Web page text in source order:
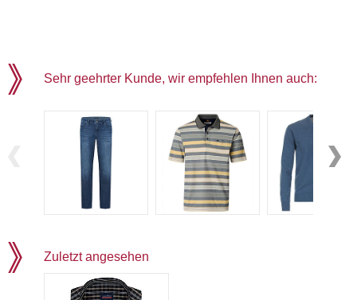
Sehr geehrter Kunde, wir empfehlen Ihnen auch:
Zuletzt angesehen